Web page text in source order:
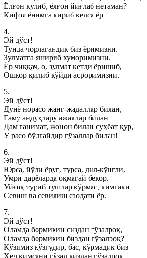
Ёлғон кулиб, ёлғон йиғлаб нетаман?
Кифоя ёнимга кириб келса ёр.
4.
Эй дўст!
Тунда чорлагандик биз ёримизни,
Зулматга яшириб хуморимизни.
Ёр чиққач, о, зулмат кетди ёришиб,
Ошкор қилиб қўйди асроримизни.
5.
Эй дўст!
Дунё норасо жанг-жадаллар билан,
Ғаму андуҳлару ажаллар билан.
Дам ғанимат, жонон билан суҳбат қур,
У расо бўлгайдир гўзаллар билан!
6.
Эй дўст!
Юрса, йўли ёруғ, турса, дил-кўнгли,
Умри дарёларда оқмагай бекор.
Уйғоқ туриб тушлар кўрмас, кимгаки
Севиш ва севилиш саодати ёр.
7.
Эй дўст!
Оламда бормикин сиздан гўзалроқ,
Оламда бормикин биздан гўзалроқ?
Кўзимиз кўзгудир, бас, кўрмадик биз
Ҳеч кимсани гўзал қиздан гўзалроқ.